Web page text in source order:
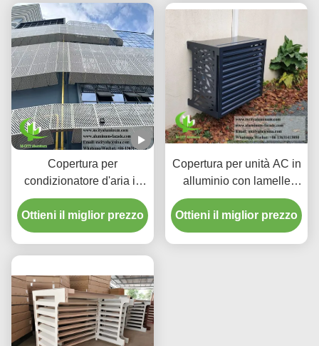
Copertura per
condizionatore d'aria in
alluminio perforato
verniciato a polvere,
copertura per pompa di
Ottieni il miglior prezzo
Copertura per unità AC in
alluminio con lamelle
personalizzate da 45° e
finitura verniciata a
polvere
Ottieni il miglior prezzo